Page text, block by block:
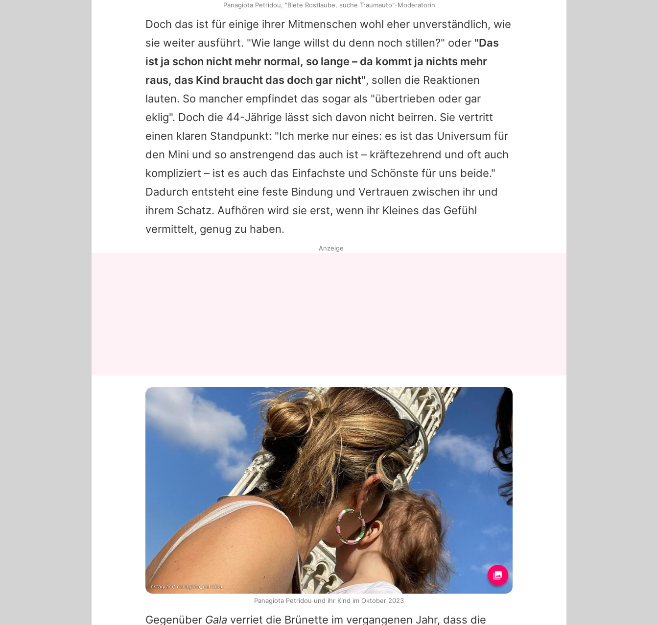
Doch das ist für einige ihrer Mitmenschen wohl eher unverständlich, wie
sie weiter ausführt. "Wie lange willst du denn noch stillen?" oder "Das
ist ja schon nicht mehr normal, so lange – da kommt ja nichts mehr
raus, das Kind braucht das doch gar nicht", sollen die Reaktionen
lauten. So mancher empfindet das sogar als "übertrieben oder gar
eklig". Doch die 44-Jährige lässt sich davon nicht beirren. Sie vertritt
einen klaren Standpunkt: "Ich merke nur eines: es ist das Universum für
den Mini und so anstrengend das auch ist – kräftezehrend und oft auch
kompliziert – ist es auch das Einfachste und Schönste für uns beide."
Dadurch entsteht eine feste Bindung und Vertrauen zwischen ihr und
ihrem Schatz. Aufhören wird sie erst, wenn ihr Kleines das Gefühl
vermittelt, genug zu haben.
Gegenüber Gala verriet die Brünette im vergangenen Jahr, dass die
Panagiota Petridou, "Biete Rostlaube, suche Traumauto"-Moderatorin
Anzeige
Instagram/ panagiota_petridou
Panagiota Petridou und ihr Kind im Oktober 2023